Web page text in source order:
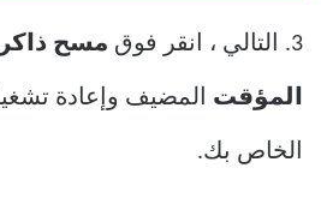
3. التالي ، انقر فوق مسح
المؤقت المضيف وإعادة
الخاص بك.